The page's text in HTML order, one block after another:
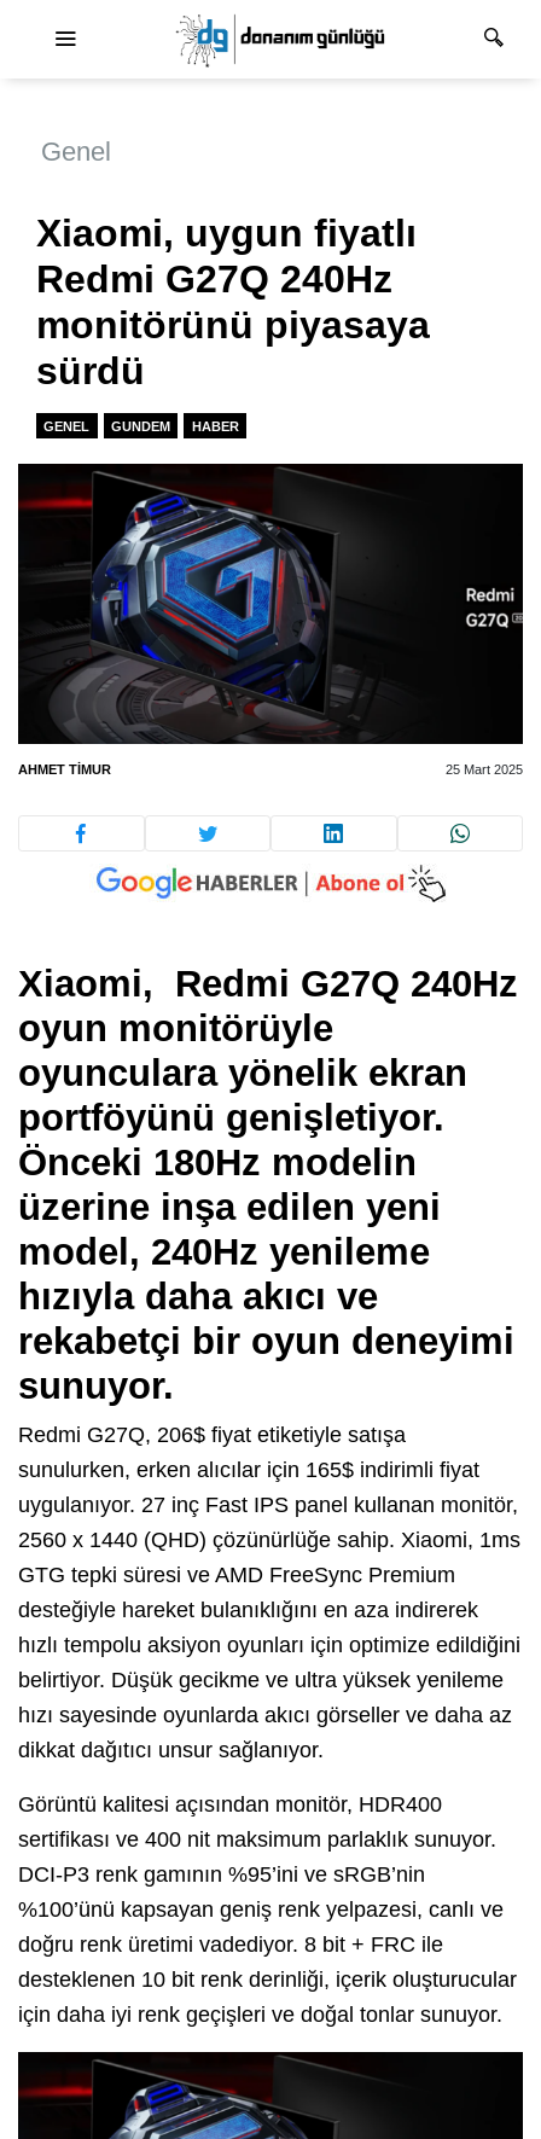
Genel
Xiaomi, uygun fiyatlı
Redmi G27Q 240Hz
monitörünü piyasaya
sürdü
GENEL GUNDEM HABER
AHMET TIMUR 25 Mart 2025
Xiaomi, Redmi G27Q 240Hz
oyun monitörüyle
oyunculara yönelik ekran
portföyünü genişletiyor.
Önceki 180Hz modelin
üzerine inşa edilen yeni
model, 240Hz yenileme
hızıyla daha akıcı ve
rekabetçi bir oyun deneyimi
sunuyor.
Redmi G27Q, 206$ fiyat etiketiyle satışa
sunulurken, erken alıcılar için 165$ indirimli fiyat
uygulanıyor. 27 inç Fast IPS panel kullanan monitör,
2560 x 1440 (QHD) çözünürlüğe sahip. Xiaomi, 1ms
GTG tepki süresi ve AMD FreeSync Premium
desteğiyle hareket bulanıklığını en aza indirerek
hızlı tempolu aksiyon oyunları için optimize edildiğini
belirtiyor. Düşük gecikme ve ultra yüksek yenileme
hızı sayesinde oyunlarda akıcı görseller ve daha az
dikkat dağıtıcı unsur sağlanıyor.
Görüntü kalitesi açısından monitör, HDR400
sertifikası ve 400 nit maksimum parlaklık sunuyor.
DCI-P3 renk gamının %95’ini ve sRGB’nin
%100’ünü kapsayan geniş renk yelpazesi, canlı ve
doğru renk üretimi vadediyor. 8 bit + FRC ile
desteklenen 10 bit renk derinliği, içerik oluşturucular
için daha iyi renk geçişleri ve doğal tonlar sunuyor.